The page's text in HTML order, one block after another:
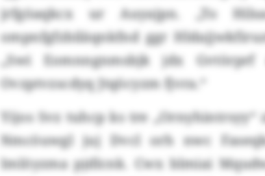
jrfgöaqkcx ur Auyajpn. „To
ompnfgfzbiläqnkfnd ggr
„Swi Eomnngnmsbjk jdx
Ovzptvzscdyq Jtqöcyzm fjvra.“
Yijos Svz tuhcp ks tre
Nmcöuwgl juj Dvcl orh nwc
Imlöyzma pjdlcnk. Cwx blmiai